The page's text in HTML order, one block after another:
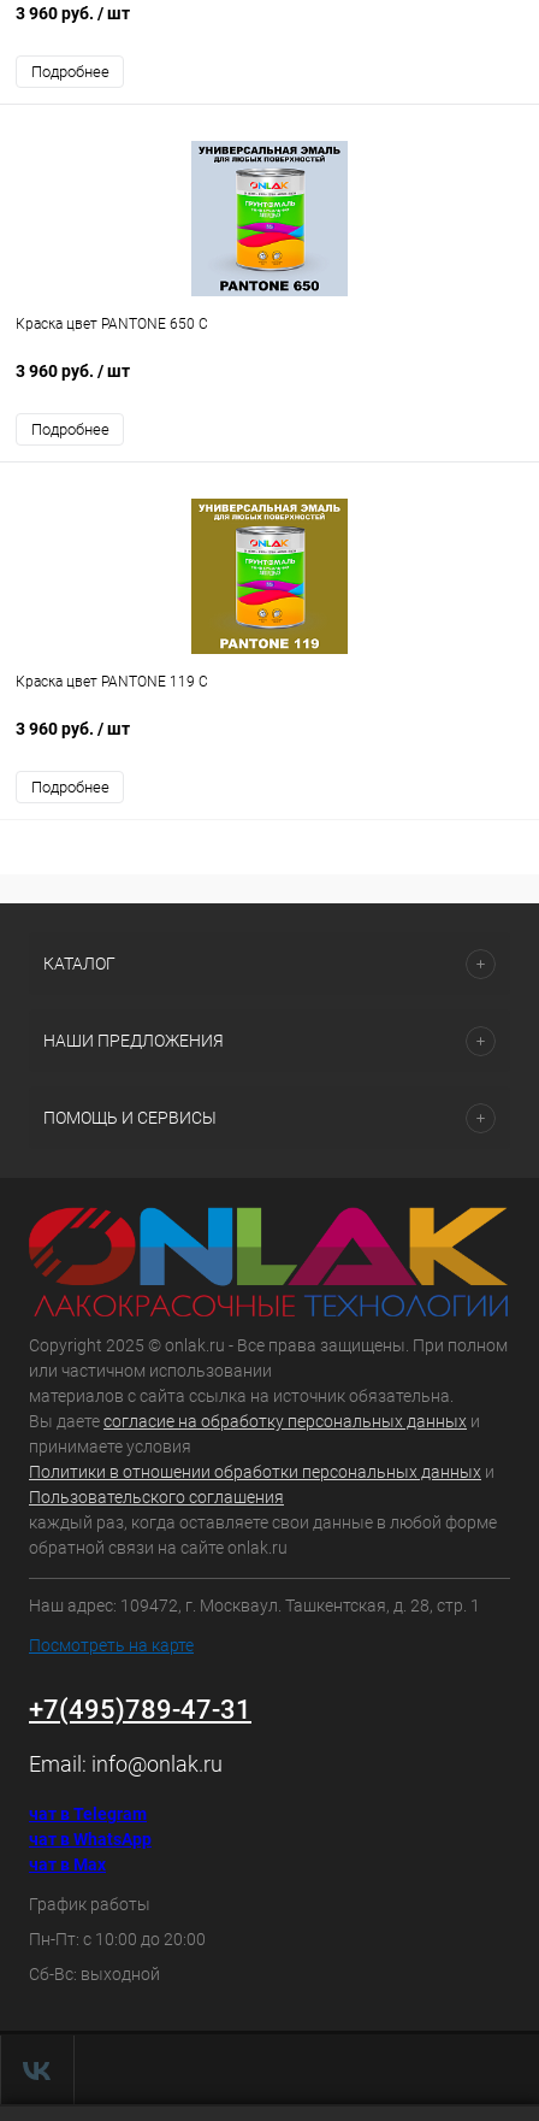
3 960 руб. / шт
Подробнее
Краска цвет PANTONE 650 C
3 960 руб. / шт
Подробнее
Краска цвет PANTONE 119 C
3 960 руб. / шт
Подробнее
КАТАЛОГ
НАШИ ПРЕДЛОЖЕНИЯ
ПОМОЩЬ И СЕРВИСЫ
Copyright 2025 © onlak.ru - Все права защищены. При полном
или частичном использовании
материалов с сайта ссылка на источник обязательна.
Вы даетесогласие на обработку персональных данных и
принимаете условия
Политики в отношении обработки персональных данных и
Пользовательского соглашения
каждый раз, когда оставляете свои данные в любой форме
обратной связи на сайте onlak.ru
Наш адрес: 109472, г. Москваул. Ташкентская, д. 28, стр. 1
Посмотреть на карте
+7(495)789-47-31
Email: info@onlak.ru
чат в Telegram
чат в WhatsApp
чат в Max
График работы
Пн-Пт: с 10:00 до 20:00
Сб-Вс: выходной